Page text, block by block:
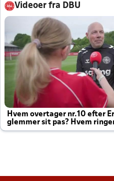
Videoer fra DBU
Hvem overtager nr.10 efter
glemmer sit pas? Hvem
altid til efter kampe?